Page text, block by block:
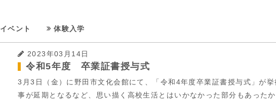
イベント 体験入学
2023年03月14日
令和5年度 卒業証書授与式
3月3日（金）に野田市文化会館にて、「令和4年度卒業証書授与式」が
事が延期となるなど、思い描く高校生活とはいかなかった部分もあったか